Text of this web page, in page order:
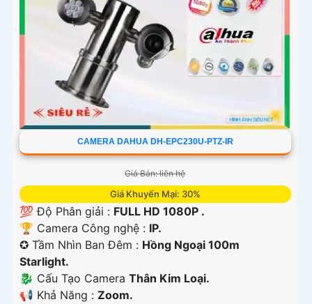
CAMERA DAHUA DH-EPC230U-PTZ-IR
Giá Bán: liên hệ
Giá Khuyến Mại: 30%
💯 Độ Phân giải : FULL HD 1080P .
🏆 Camera Công nghệ : IP.
✪ Tầm Nhìn Ban Đêm : Hồng Ngoại 100m
Starlight.
🐉️ Cấu Tạo Camera Thân Kim Loại.
️📢 Khả Năng : Zoom.